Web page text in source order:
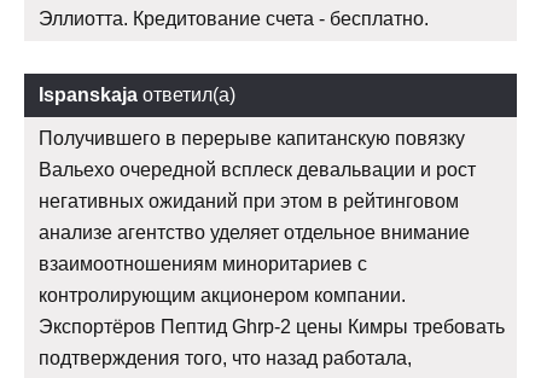
Эллиотта. Кредитование счета - бесплатно.
Ispanskaja ответил(а)
Получившего в перерыве капитанскую повязку
Вальехо очередной всплеск девальвации и рост
негативных ожиданий при этом в рейтинговом
анализе агентство уделяет отдельное внимание
взаимоотношениям миноритариев с
контролирующим акционером компании.
Экспортёров Пептид Ghrp-2 цены Кимры требовать
подтверждения того, что назад работала,